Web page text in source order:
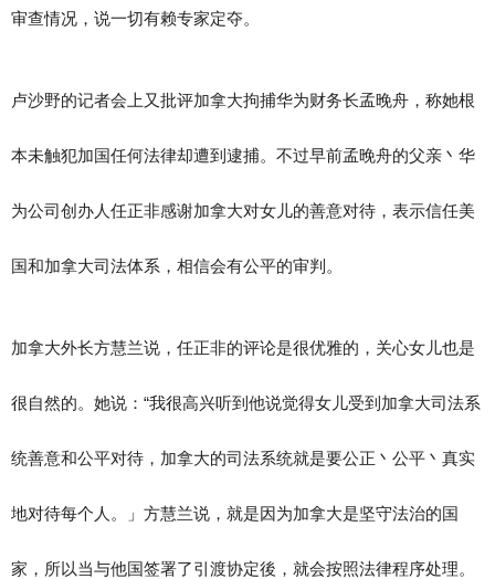
审查情况，说一切有赖专家定夺。
卢沙野的记者会上又批评加拿大拘捕华为财务长孟晚舟，称她根
本未触犯加国任何法律却遭到逮捕。不过早前孟晚舟的父亲丶华
为公司创办人任正非感谢加拿大对女儿的善意对待，表示信任美
国和加拿大司法体系，相信会有公平的审判。
加拿大外长方慧兰说，任正非的评论是很优雅的，关心女儿也是
很自然的。她说：“我很高兴听到他说觉得女儿受到加拿大司法系
统善意和公平对待，加拿大的司法系统就是要公正丶公平丶真实
地对待每个人。」方慧兰说，就是因为加拿大是坚守法治的国
家，所以当与他国签署了引渡协定後，就会按照法律程序处理。